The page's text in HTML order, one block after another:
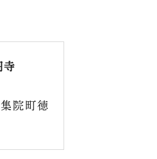
寺
院町徳